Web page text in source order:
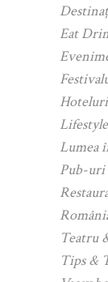
Eat
Lumea
Pub-
Teatru
Tips &